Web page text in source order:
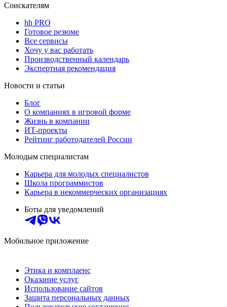
Соискателям
hh PRO
Готовое резюме
Все сервисы
Хочу у вас работать
Производственный календарь
Экспертная рекомендация
Новости и статьи
Блог
О компаниях в игровой форме
Жизнь в компании
ИТ-проекты
Рейтинг работодателей России
Молодым специалистам
Карьера для молодых специалистов
Школа программистов
Карьера в некоммерческих организациях
Боты для уведомлений
Мобильное приложение
Этика и комплаенс
Оказание услуг
Использование сайтов
Защита персональных данных